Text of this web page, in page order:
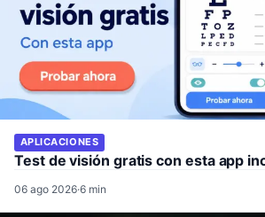
APLICACIONES
Test de visión gratis con esta app
06 ago 2026·6 min